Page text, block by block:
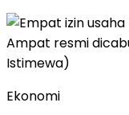
Ekonomi